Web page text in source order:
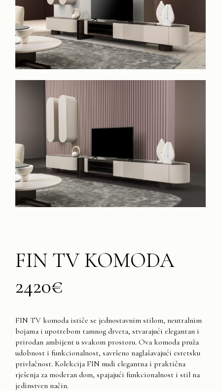
FIN TV KOMODA
2420€
FIN TV komoda ističe se jednostavnim stilom, neutralnim
bojama i upotrebom tamnog drveta, stvarajući elegantan i
prirodan ambijent u svakom prostoru. Ova komoda pruža
udobnost i funkcionalnost, savršeno naglašavajući estetsku
privlačnost. Kolekcija FIN nudi elegantna i praktična
rješenja za moderan dom, spajajući funkcionalnost i stil na
jedinstven način.